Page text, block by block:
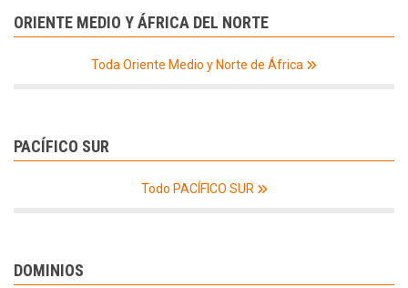
ORIENTE MEDIO Y ÁFRICA DEL NORTE
Toda Oriente Medio y Norte de África
PACÍFICO SUR
Todo PACÍFICO SUR
DOMINIOS